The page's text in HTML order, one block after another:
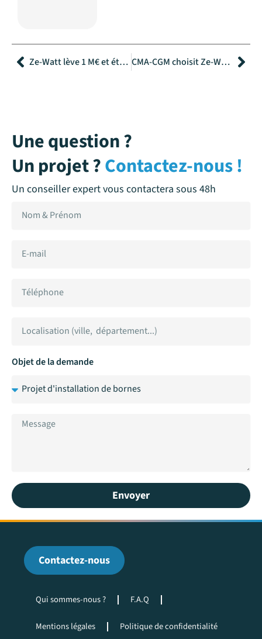
Précédent Ze-Watt lève 1 M€ et étend son concept en France CMA-CGM choisit Ze-Watt pour équiper son siège à Marseille
Une question ?
Un projet ?Contactez-nous !
Un conseiller expert vous contactera sous 48h
Objet de la demande
Envoyer
Contactez-nous
Qui sommes-nous ? F.A.Q
Mentions légales Politique de confidentialité